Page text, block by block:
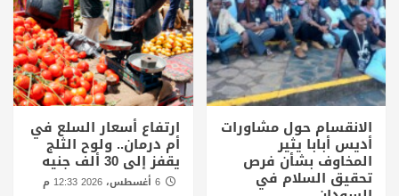
الانقسام حول مشاورات
أديس أبابا يثير
المخاوف بشأن فرص
تحقيق السلام في
ارتفاع أسعار السلع في
أم درمان.. ولوح الثلج
يقفز إلى 30 ألف جنيه
6 أغسطس، 2026 12:33 م